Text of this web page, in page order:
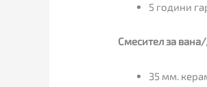
5 години
Смесител за
35 мм.